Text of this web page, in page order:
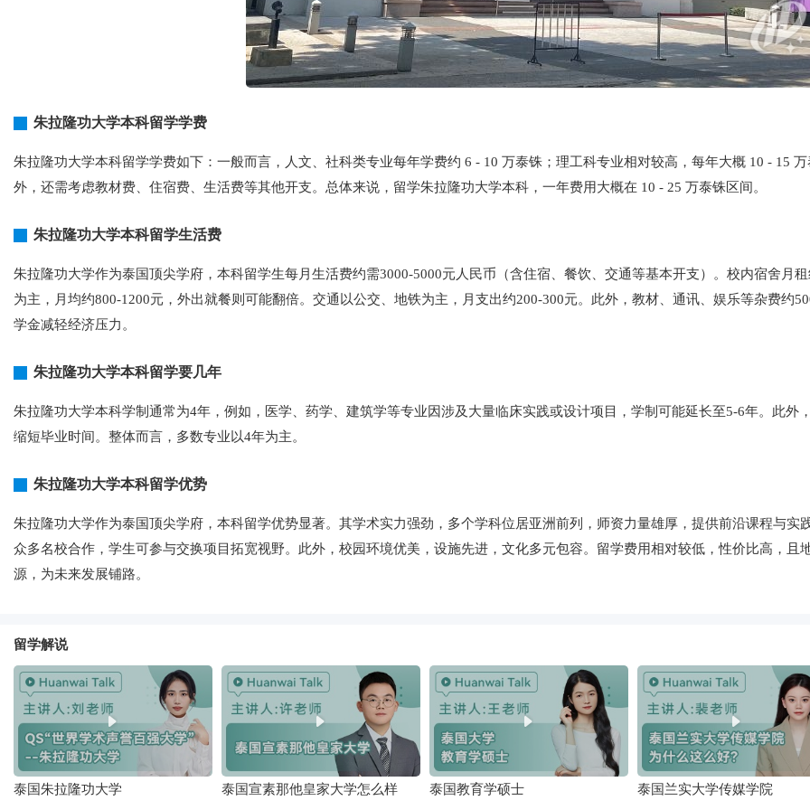
朱拉隆功大学本科留学学费
朱拉隆功大学本科留学学费如下：一般而言，人文、社科类专业每年学费约 6 - 10 万泰铢；理工科专业相对较高，每年大概 10 - 15
外，还需考虑教材费、住宿费、生活费等其他开支。总体来说，留学朱拉隆功大学本科，一年费用大概在 10 - 25 万泰铢区间。
朱拉隆功大学本科留学生活费
朱拉隆功大学作为泰国顶尖学府，本科留学生每月生活费约需3000-5000元人民币（含住宿、餐饮、交通等基本开支）。校内宿舍月
为主，月均约800-1200元，外出就餐则可能翻倍。交通以公交、地铁为主，月支出约200-300元。此外，教材、通讯、娱乐等杂费约
学金减轻经济压力。
朱拉隆功大学本科留学要几年
朱拉隆功大学本科学制通常为4年，例如，医学、药学、建筑学等专业因涉及大量临床实践或设计项目，学制可能延长至5-6年。此
缩短毕业时间。整体而言，多数专业以4年为主。
朱拉隆功大学本科留学优势
朱拉隆功大学作为泰国顶尖学府，本科留学优势显著。其学术实力强劲，多个学科位居亚洲前列，师资力量雄厚，提供前沿课程与
众多名校合作，学生可参与交换项目拓宽视野。此外，校园环境优美，设施先进，文化多元包容。留学费用相对较低，性价比高，
源，为未来发展铺路。
留学解说
泰国朱拉隆功大学 泰国宣素那他皇家大学怎么样 泰国教育学硕士 泰国兰实大学传媒学院